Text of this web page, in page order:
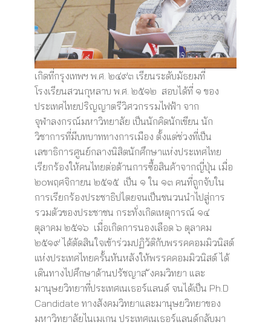
เกิดที่กรุงเทพฯ พ.ศ. ๒๔๙๓ เรียนระดับมัธยมที่
โรงเรียนสวนกุหลาบ พ.ศ. ๒๕๑๒ สอบได้ที่ ๑ ของ
ประเทศไทยปริญญาตรีวิศวกรรมไฟฟ้า จาก
จุฬาลงกรณ์มหาวิทยาลัย เป็นนักคิดนักเขียน นัก
วิชาการที่มีบทบาททางการเมือง ตั้งแต่ช่วงที่เป็น
เลขาธิการศูนย์กลางนิสิตนักศึกษาแห่งประเทศไทย
เรียกร้องให้คนไทยต่อต้านการซื้อสินค้าจากญี่ปุ่น เมื่อ
๒๐พฤศจิกายน ๒๕๑๕ เป็น ๑ ใน ๑๓ คนที่ถูกจับใน
การเรียกร้องประชาธิปไตยจนเป็นชนวนนำไปสู่การ
รวมตัวของประชาชน กระทั่งเกิดเหตุการณ์ ๑๔
ตุลาคม ๒๕๑๖ เมื่อเกิดการนองเลือด ๖ ตุลาคม
๒๕๑๙ ได้ตัดสินใจเข้าร่วมปฏิวัติกับพรรคคอมมิวนิสต์
แห่งประเทศไทยครั้นหันหลังให้พรรคคอมมิวนิสต์ ได้
เดินทางไปศึกษาด้านปรัชญาส ังคมวิทยา และ
มานุษยวิทยาที่ประเทศเนเธอร์แลนด์ จนได้เป็น Ph.D
Candidate ทางสังคมวิทยาและมานุษยวิทยาของ
มหาวิทยาลัยไนเมเกน ประเทศเนเธอร์แลนด์กลับมา